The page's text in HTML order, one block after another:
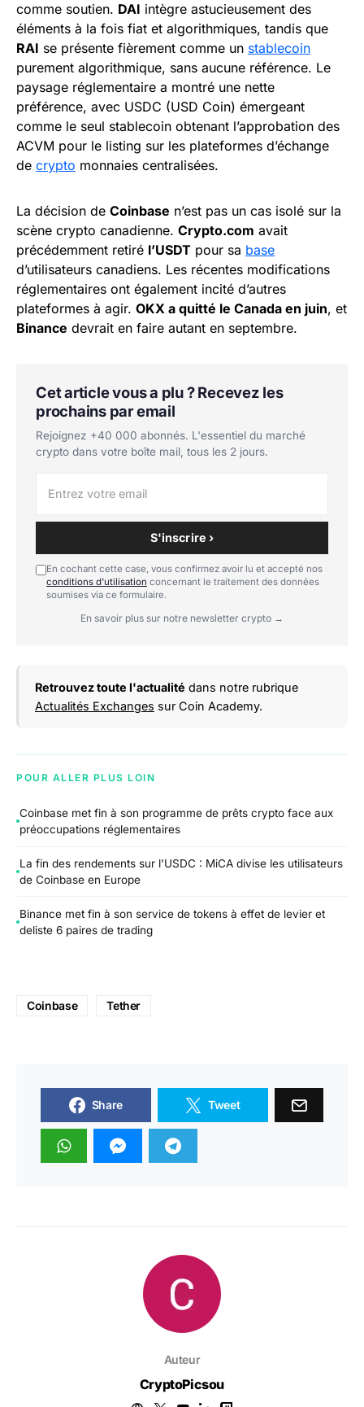
comme soutien. DAI intègre astucieusement des
éléments à la fois fiat et algorithmiques, tandis que
RAI se présente fièrement comme un stablecoin
purement algorithmique, sans aucune référence. Le
paysage réglementaire a montré une nette
préférence, avec USDC (USD Coin) émergeant
comme le seul stablecoin obtenant l’approbation des
ACVM pour le listing sur les plateformes d’échange
de crypto monnaies centralisées.
La décision de Coinbase n’est pas un cas isolé sur la
scène crypto canadienne. Crypto.com avait
précédemment retiré l’USDT pour sa base
d’utilisateurs canadiens. Les récentes modifications
réglementaires ont également incité d’autres
plateformes à agir. OKX a quitté le Canada en juin, et
Binance devrait en faire autant en septembre.
Cet article vous a plu ? Recevez les
prochains par email
Rejoignez +40 000 abonnés. L'essentiel du marché
crypto dans votre boîte mail, tous les 2 jours.
S'inscrire ›
En cochant cette case, vous confirmez avoir lu et accepté nos
conditions d'utilisation concernant le traitement des données
soumises via ce formulaire.
En savoir plus sur notre newsletter crypto →
Retrouvez toute l'actualité dans notre rubrique
Actualités Exchanges sur Coin Academy.
POUR ALLER PLUS LOIN
Coinbase met fin à son programme de prêts crypto face aux
préoccupations réglementaires
La fin des rendements sur l’USDC : MiCA divise les utilisateurs
de Coinbase en Europe
Binance met fin à son service de tokens à effet de levier et
deliste 6 paires de trading
Coinbase Tether
Share Tweet
Auteur
CryptoPicsou